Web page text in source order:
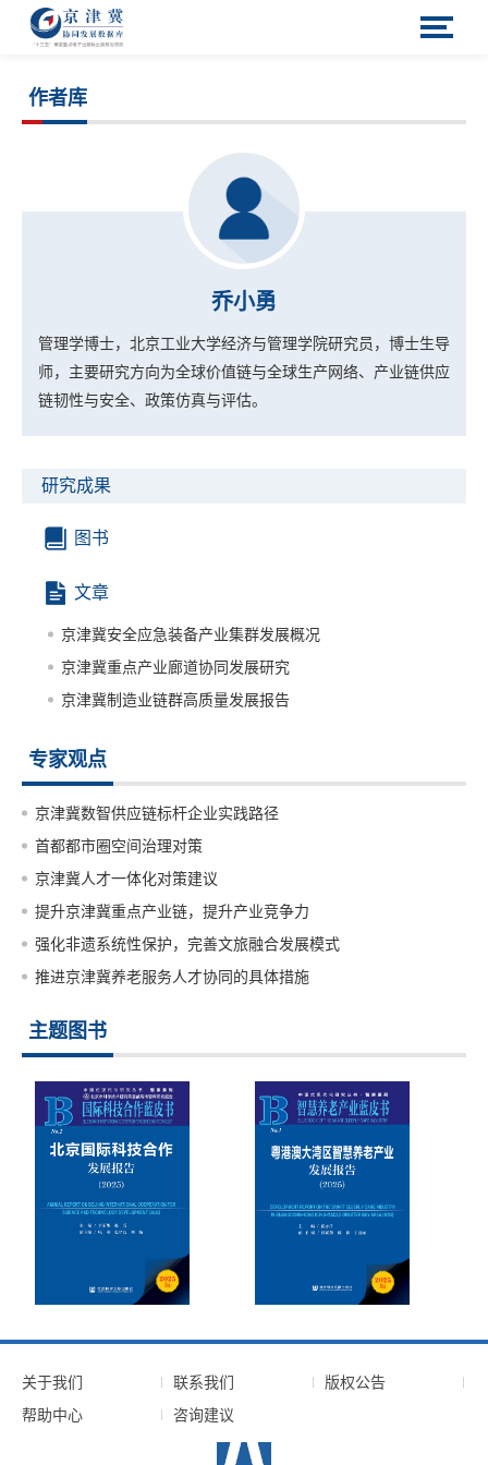
作者库
乔小勇
管理学博士，北京工业大学经济与管理学院研究员，博士生导
师，主要研究方向为全球价值链与全球生产网络、产业链供应
链韧性与安全、政策仿真与评估。
研究成果
图书
文章
京津冀安全应急装备产业集群发展概况
京津冀重点产业廊道协同发展研究
京津冀制造业链群高质量发展报告
专家观点
京津冀数智供应链标杆企业实践路径
首都都市圈空间治理对策
京津冀人才一体化对策建议
提升京津冀重点产业链，提升产业竞争力
强化非遗系统性保护，完善文旅融合发展模式
推进京津冀养老服务人才协同的具体措施
主题图书
关于我们 联系我们
版权公告
帮助中心
咨询建议